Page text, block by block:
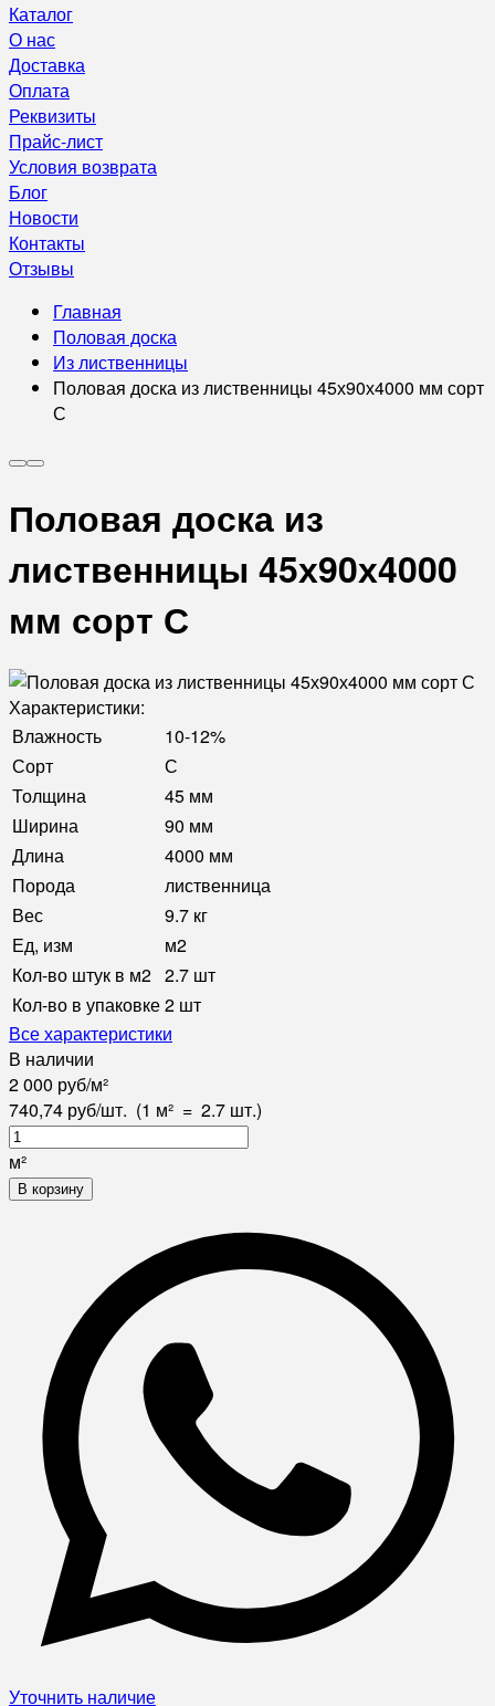
Каталог
О нас
Доставка
Оплата
Реквизиты
Прайс-лист
Условия возврата
Блог
Новости
Контакты
Отзывы
Главная
Половая доска
Из лиственницы
Половая доска из лиственницы 45х90х4000 мм сорт
С
Половая доска из
лиственницы 45х90х4000
мм сорт С
Характеристики:
Влажность
10-12%
Сорт
С
Толщина
45 мм
Ширина
90 мм
Длина
4000 мм
Порода
лиственница
Вес
9.7 кг
Ед, изм
м2
Кол-во штук в м2 2.7 шт
Кол-во в упаковке2 шт
Все характеристики
В наличии
2 000 руб/м²
740,74 руб/шт. (1 м² = 2.7 шт.)
м²
В корзину
Уточнить наличие